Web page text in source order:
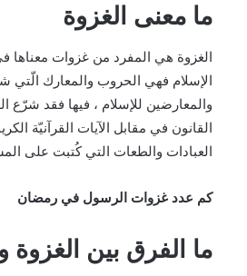
ما معنى الغزوة
الغزوة هي المفرد من غزوات معناها
الإسلام فهي الحروب والمعارك الّتي
والمعارضين للإسلام ، فيها فقد شرّع
القانون في مقابل الآيات القرآنيّة
العبادات والطعات التي كُتبت على
كم عدد غزوات الرسول في رمضان
ما الفرق بين الغزوة